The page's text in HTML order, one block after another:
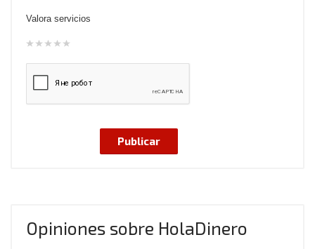
Valora servicios
Opiniones sobre HolaDinero